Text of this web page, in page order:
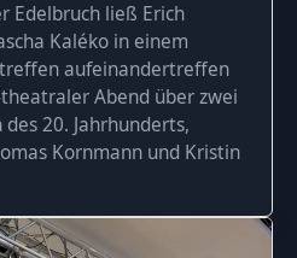
Edelbruch ließ Erich
Kaléko in einem
aufeinandertreffen
Abend über zwei
20. Jahrhunderts,
Kornmann und Kristin